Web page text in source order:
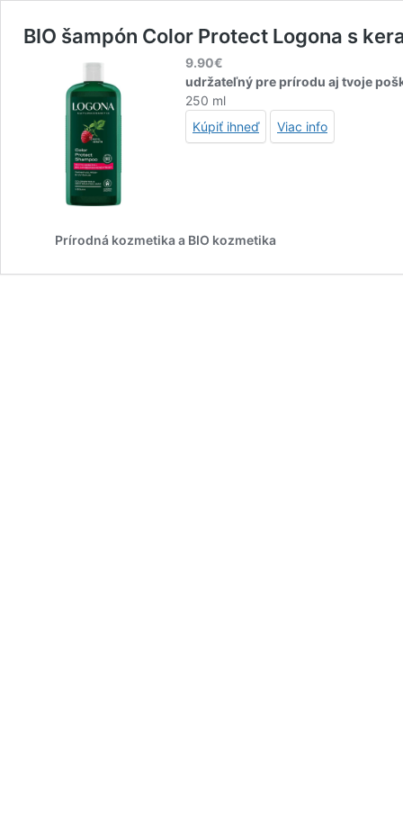
BIO šampón Color Protect Logona s
9.90€
udržateľný pre prírodu aj tvoje
250 ml
Kúpiť ihneď
Viac info
Prírodná kozmetika a BIO kozmetika